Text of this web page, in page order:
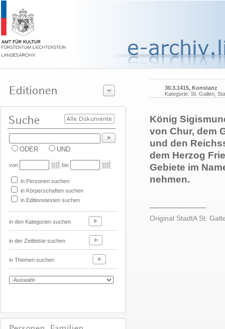
ODER UND
von bis
in Personen suchen
in Körperschaften suchen
in Editionstexten suchen
in den Kategorien suchen
in der Zeitleiste suchen
in Themen suchen
30.3.1415, Konstanz
Kategorie: St. Gallen,
König
von Chur, dem
und den
dem Herzog
Gebiete im
nehmen.
Original StadtA St.